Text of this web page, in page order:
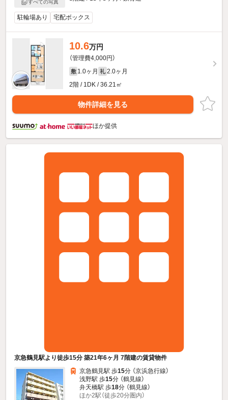
すべての写真
駐輪場あり 宅配ボックス
10.6万円
（管理費4,000円）
敷 1.0ヶ月 礼 2.0ヶ月
2階 / 1DK / 36.21㎡
物件詳細を見る
ほか提供
京急鶴見駅より徒歩15分 築21年6ヶ月 7階建の賃貸物件
京急鶴見駅 歩15分 （京浜急行線）
浅野駅 歩15分 （鶴見線）
弁天橋駅 歩18分 （鶴見線）
ほか2駅（徒歩20分圏内）